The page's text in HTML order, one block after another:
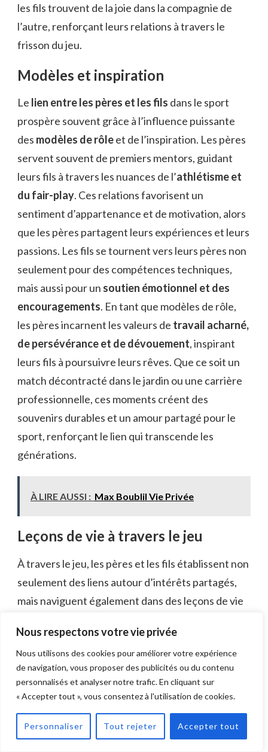
Nous respectons votre vie privée
Nous utilisons des cookies pour améliorer votre expérience
de navigation, vous proposer des publicités ou du contenu
personnalisés et analyser notre trafic. En cliquant sur
« Accepter tout », vous consentez à l'utilisation de cookies.
Personnaliser Tout rejeter Accepter tout
les fils trouvent de la joie dans la compagnie de
l’autre, renforçant leurs relations à travers le
frisson du jeu.
Modèles et inspiration
Le lien entre les pères et les fils dans le sport
prospère souvent grâce à l’influence puissante
des modèles de rôleet de l’inspiration. Les pères
servent souvent de premiers mentors, guidant
leurs fils à travers les nuances de l’athlétisme et
du fair-play. Ces relations favorisent un
sentiment d’appartenance et de motivation, alors
que les pères partagent leurs expériences et leurs
passions. Les fils se tournent vers leurs pères non
seulement pour des compétences techniques,
mais aussi pour un soutien émotionnel et des
encouragements. En tant que modèles de rôle,
les pères incarnent les valeurs de travail acharné,
de persévérance et de dévouement, inspirant
leurs fils à poursuivre leurs rêves. Que ce soit un
match décontracté dans le jardin ou une carrière
professionnelle, ces moments créent des
souvenirs durables et un amour partagé pour le
sport, renforçant le lien qui transcende les
générations.
À LIRE AUSSI : Max Boublil Vie Privée
Leçons de vie à travers le jeu
À travers le jeu, les pères et les fils établissent non
seulement des liens autour d’intérêts partagés,
mais naviguent également dans des leçons de vie
dans le sport favorise un apprentissage ludique,
leur permettant de développer des compétences
qui résonnent dans la vie quotidienne. Ces
activités de rapprochement créent des souvenirs
durables tout en enseignant des leçons
précieuses, telles que :